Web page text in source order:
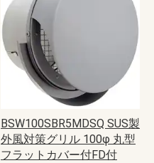
BSW100SBR5MDSQ SUS製
外風対策グリル 100φ 丸型
フラットカバー付FD付